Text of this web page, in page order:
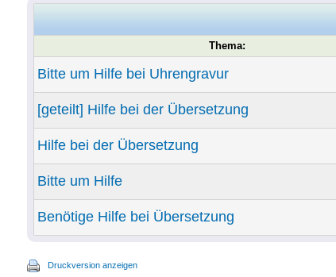
Thema:
Bitte um Hilfe bei Uhrengravur
[geteilt] Hilfe bei der Übersetzung
Hilfe bei der Übersetzung
Bitte um Hilfe
Benötige Hilfe bei Übersetzung
Druckversion anzeigen